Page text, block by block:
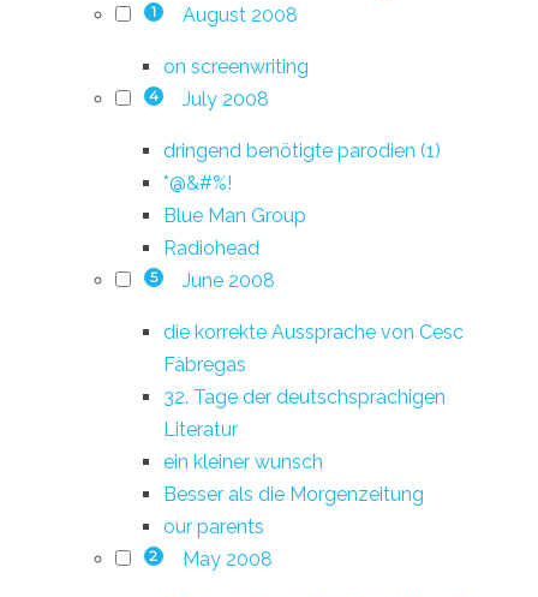
1 August 2008
on screenwriting
4 July 2008
dringend benötigte parodien (1)
*@&#%!
Blue Man Group
Radiohead
5 June 2008
die korrekte Aussprache von Cesc
Fàbregas
32. Tage der deutschsprachigen
Literatur
ein kleiner wunsch
Besser als die Morgenzeitung
our parents
2 May 2008